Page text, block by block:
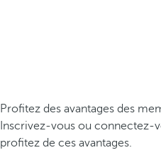
Profitez des avantages des
Inscrivez-vous ou connectez-
profitez de ces avantages.